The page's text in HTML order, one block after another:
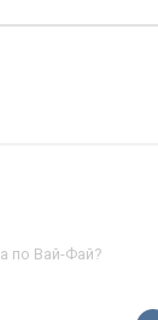
по Вай-Фай?